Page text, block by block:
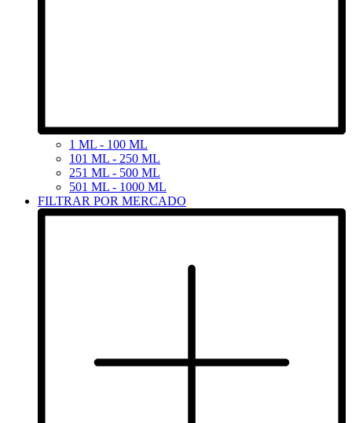
1 ML - 100 ML
101 ML - 250 ML
251 ML - 500 ML
501 ML - 1000 ML
FILTRAR POR MERCADO